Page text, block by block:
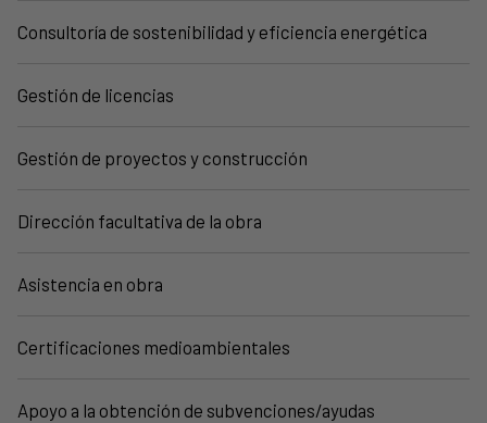
Consultoría de sostenibilidad y eficiencia energética
Gestión de licencias
Gestión de proyectos y construcción
Dirección facultativa de la obra
Asistencia en obra
Certificaciones medioambientales
Apoyo a la obtención de subvenciones/ayudas